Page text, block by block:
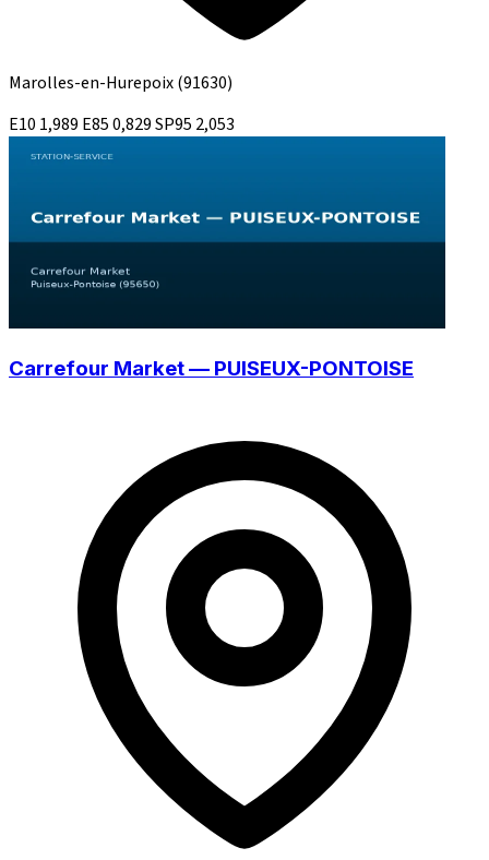
Marolles-en-Hurepoix(91630)
E10 1,989 E850,829SP95 2,053
Carrefour Market — PUISEUX-PONTOISE